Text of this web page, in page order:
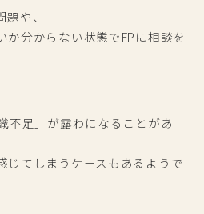
や、
か分からない状態でFPに相談を
不足」が露わになることがあ
じてしまうケースもあるようで